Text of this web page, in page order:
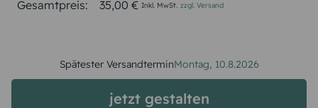
Gesamtpreis: 35,00 € Inkl. MwSt. zzgl. Versand
Spätester VersandterminMontag, 10.8.2026
jetzt gestalten